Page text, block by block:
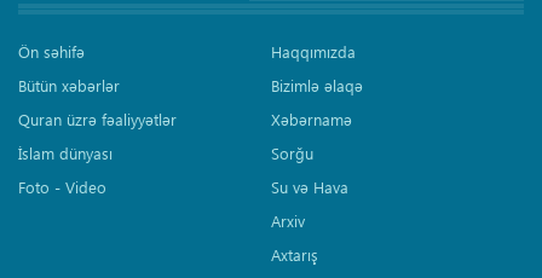
Ön səhifə
Bütün xəbərlər
Quran üzrə fəaliyyətlər
İslam dünyası
Foto - Video
Haqqımızda
Bizimlə əlaqə
Xəbərnamə
Sorğu
Su və Hava
Arxiv
Axtarış